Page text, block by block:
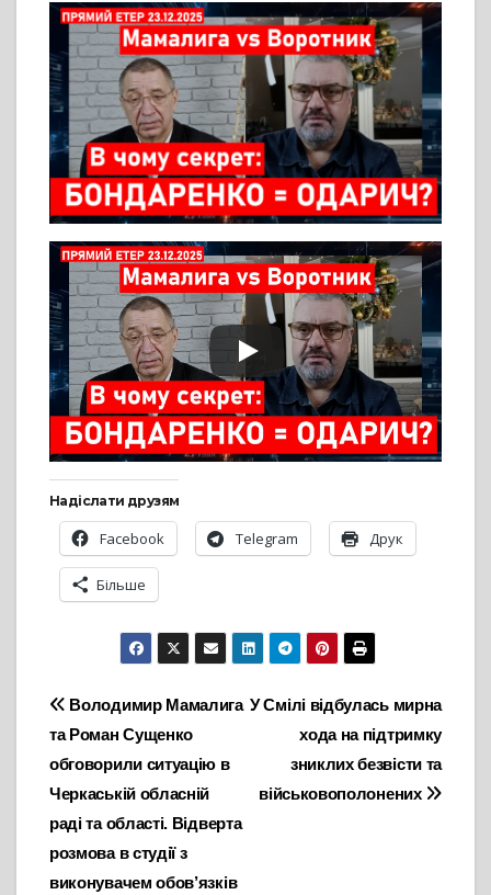
Надіслати друзям
Facebook Telegram Друк
Більше
Навігація
записів
У Смілі відбулась мирна
хода на підтримку
зниклих безвісти та
військовополонених
Володимир Мамалига
та Роман Сущенко
обговорили ситуацію в
Черкаській обласній
раді та області. Відверта
розмова в студії з
виконувачем обов’язків